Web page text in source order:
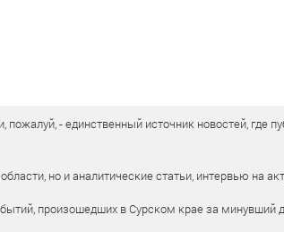
- единственный источник новостей,
но и аналитические статьи, интервью на
произошедших в Сурском крае за минувший